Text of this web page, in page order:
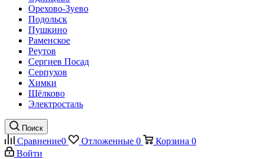
Орехово-Зуево
Подольск
Пушкино
Раменское
Реутов
Сергиев Посад
Серпухов
Химки
Щёлково
Электросталь
Поиск
Сравнение0 Отложенные 0 Корзина 0
Войти